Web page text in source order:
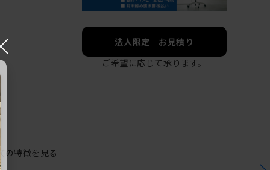
法人限定 お見積り
ご希望に応じて承ります。
の特徴を見る